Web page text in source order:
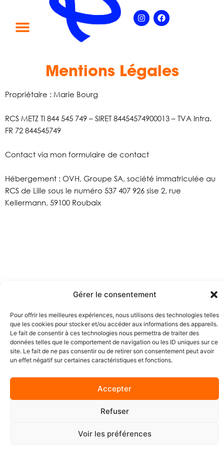
Gérer le consentement
Pour offrir les meilleures expériences, nous utilisons des technologies telles
que les cookies pour stocker et/ou accéder aux informations des appareils.
Le fait de consentir à ces technologies nous permettra de traiter des
données telles que le comportement de navigation ou les ID uniques sur ce
site. Le fait de ne pas consentir ou de retirer son consentement peut avoir
un effet négatif sur certaines caractéristiques et fonctions.
Accepter
Refuser
Voir les préférences
contenu
InstagramFacebook
Mentions Légales
Propriétaire : Marie Bourg
RCS METZ TI 844 545 749 – SIRET 84454574900013 – TVA Intra.
FR 72 844545749
Contact via mon formulaire de contact
Hébergement : OVH, Groupe SA, société immatriculée au
RCS de Lille sous le numéro 537 407 926 sise 2, rue
Kellermann, 59100 Roubaix
a
c
e
b
o
n
s
t
a
r
La P'tite
Poulette
Mentions Légales
confidentialité–